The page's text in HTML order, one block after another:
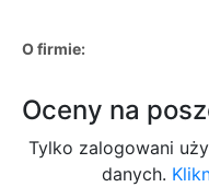
O firmie:
Oceny na
Tylko zalogowani
danych.